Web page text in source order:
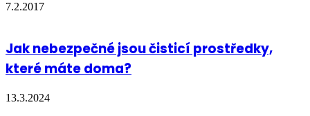
7.2.2017
Jak nebezpečné jsou čisticí prostředky,
které máte doma?
13.3.2024